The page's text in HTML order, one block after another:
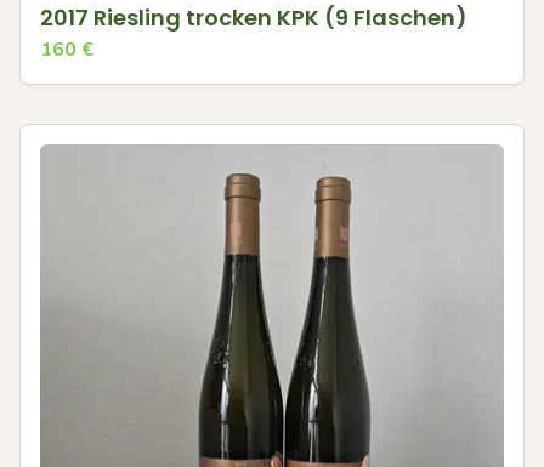
2017 Riesling trocken KPK (9 Flaschen)
160 €